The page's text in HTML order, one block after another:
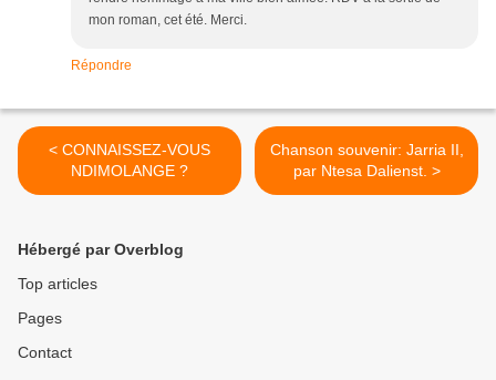
mon roman, cet été. Merci.
Répondre
< CONNAISSEZ-VOUS
NDIMOLANGE ?
Chanson souvenir: Jarria II,
par Ntesa Dalienst. >
Hébergé par Overblog
Top articles
Pages
Contact